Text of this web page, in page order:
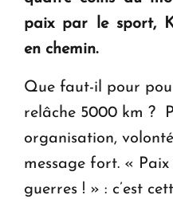
paix par le sport,
en chemin.
Que faut-il pour
relâche 5000 km ?
organisation,
message fort. «
guerres ! » : c’est